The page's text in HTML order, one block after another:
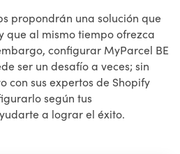
propondrán una solución que
que al mismo tiempo ofrezca
configurar MyParcel BE
ser un desafío a veces; sin
con sus expertos de Shopify
según tus
a lograr el éxito.